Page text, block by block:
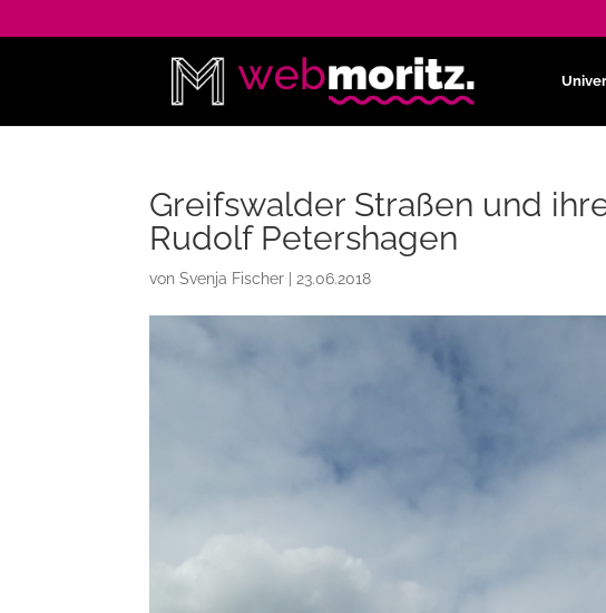
Greifswalder Straßen und
Rudolf Petershagen
vonSvenja Fischer 23.06.2018